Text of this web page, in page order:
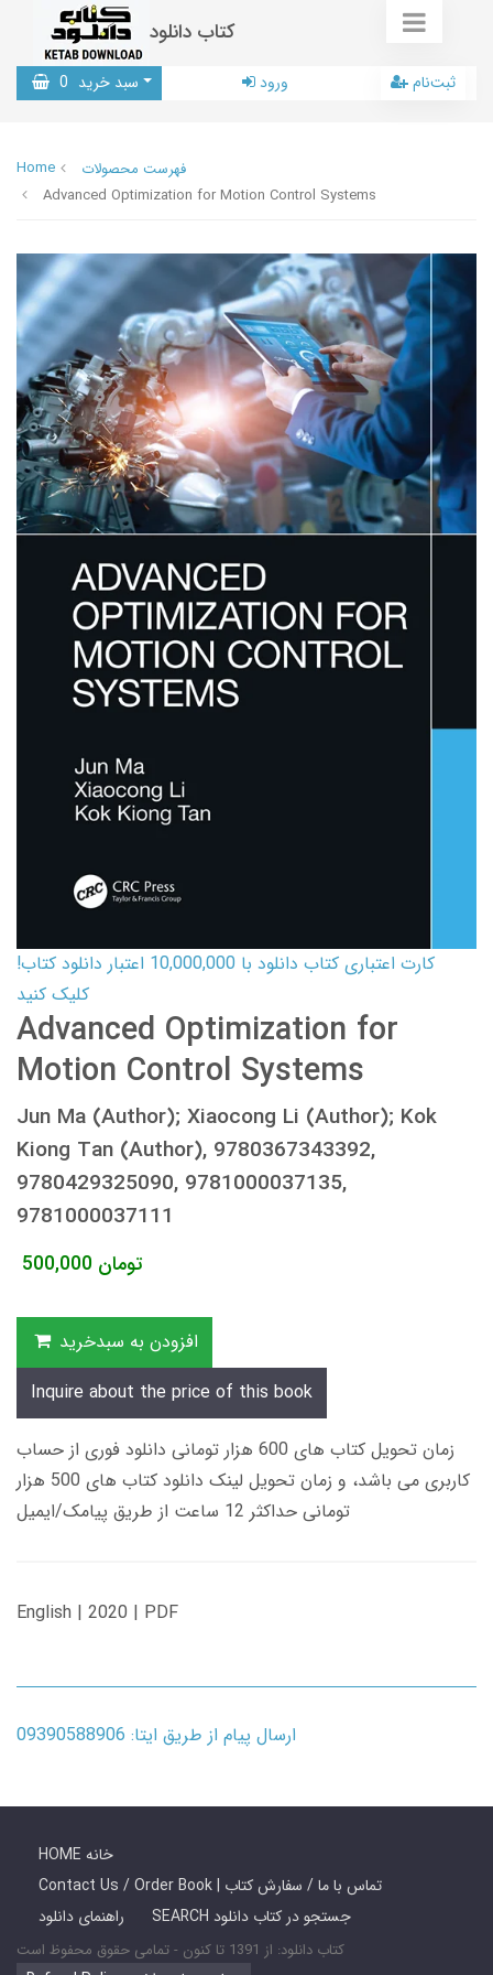
کتاب دانلود
سبد خرید 0 ورود ثبت‌نام
Home
فهرست محصولات
Advanced Optimization for Motion Control Systems
کارت اعتباری کتاب دانلود با 10,000,000 اعتبار دانلود کتاب!
کلیک کنید
Advanced Optimization for
Motion Control Systems
Jun Ma (Author); Xiaocong Li (Author); Kok
Kiong Tan (Author), 9780367343392,
9780429325090, 9781000037135,
9781000037111
500,000 تومان
افزودن به سبدخرید
Inquire about the price of this book
زمان تحویل کتاب های 600 هزار تومانی دانلود فوری از حساب
کاربری می باشد، و زمان تحویل لینک دانلود کتاب های 500 هزار
تومانی حداکثر 12 ساعت از طریق پیامک/ایمیل
English | 2020 | PDF
ارسال پیام از طریق ایتا: 09390588906
HOME خانه
Contact Us / Order Book | تماس با ما / سفارش کتاب
راهنمای دانلود
SEARCH جستجو در کتاب دانلود
کتاب دانلود: از 1391 تا کنون - تمامی حقوق محفوظ است